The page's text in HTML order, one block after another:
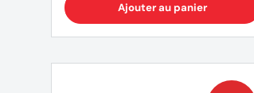
Ajouter au panier